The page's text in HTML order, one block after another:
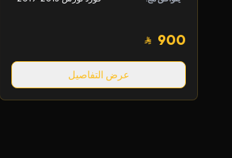
900
عرض التفاصيل